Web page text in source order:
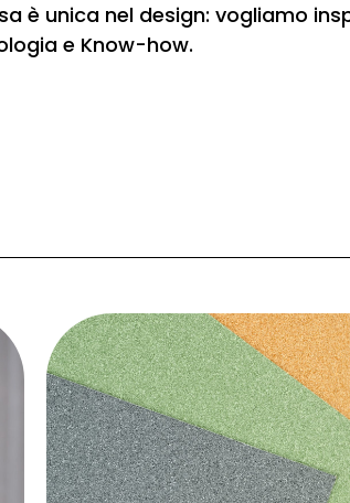
è unica nel design: vogliamo
e Know-how.